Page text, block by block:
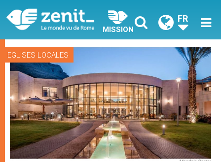
MISSION
FR
EGLISES LOCALES